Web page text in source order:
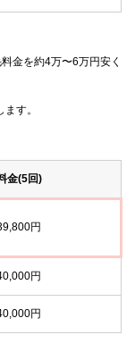
金を約4万〜6万円安く
す。
金(5回)
円
円
円